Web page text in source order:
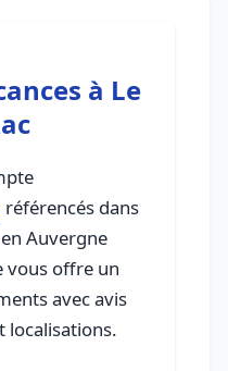
à Le
référencés dans
Auvergne
vous offre un
avec avis
localisations.